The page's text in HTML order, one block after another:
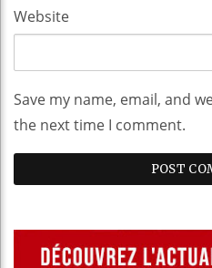
Website
Save my name, email, and
the next time I comment.